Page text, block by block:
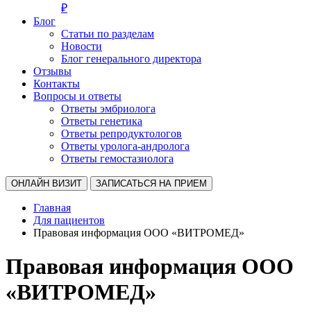
₽
Блог
Статьи по разделам
Новости
Блог генерального директора
Отзывы
Контакты
Вопросы и ответы
Ответы эмбриолога
Ответы генетика
Ответы репродуктологов
Ответы уролога-андролога
Ответы гемостазиолога
ОНЛАЙН ВИЗИТ ЗАПИСАТЬСЯ НА ПРИЕМ
Главная
Для пациентов
Правовая информация ООО «ВИТРОМЕД»
Правовая информация ООО
«ВИТРОМЕД»